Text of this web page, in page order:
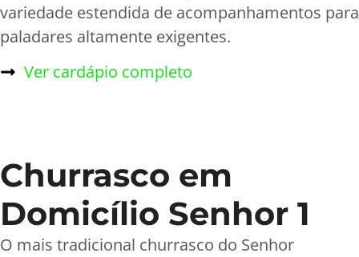
variedade estendida de acompanhamentos para
paladares altamente exigentes.
Ver cardápio completo
Churrasco em
Domicílio Senhor 1
O mais tradicional churrasco do Senhor